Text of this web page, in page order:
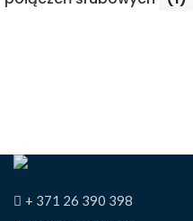
+ 371 26 390 398